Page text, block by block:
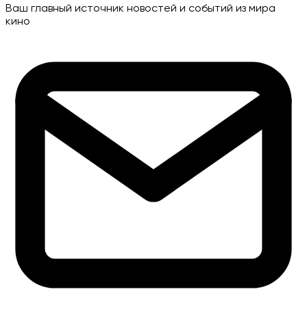
Ваш главный источник новостей и событий из мира
кино